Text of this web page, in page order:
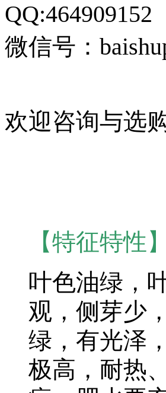
QQ:464909152
微信号：
欢迎咨询与选
【特征特性】
叶色油绿，
观，侧芽少
绿，有光泽
极高，耐热